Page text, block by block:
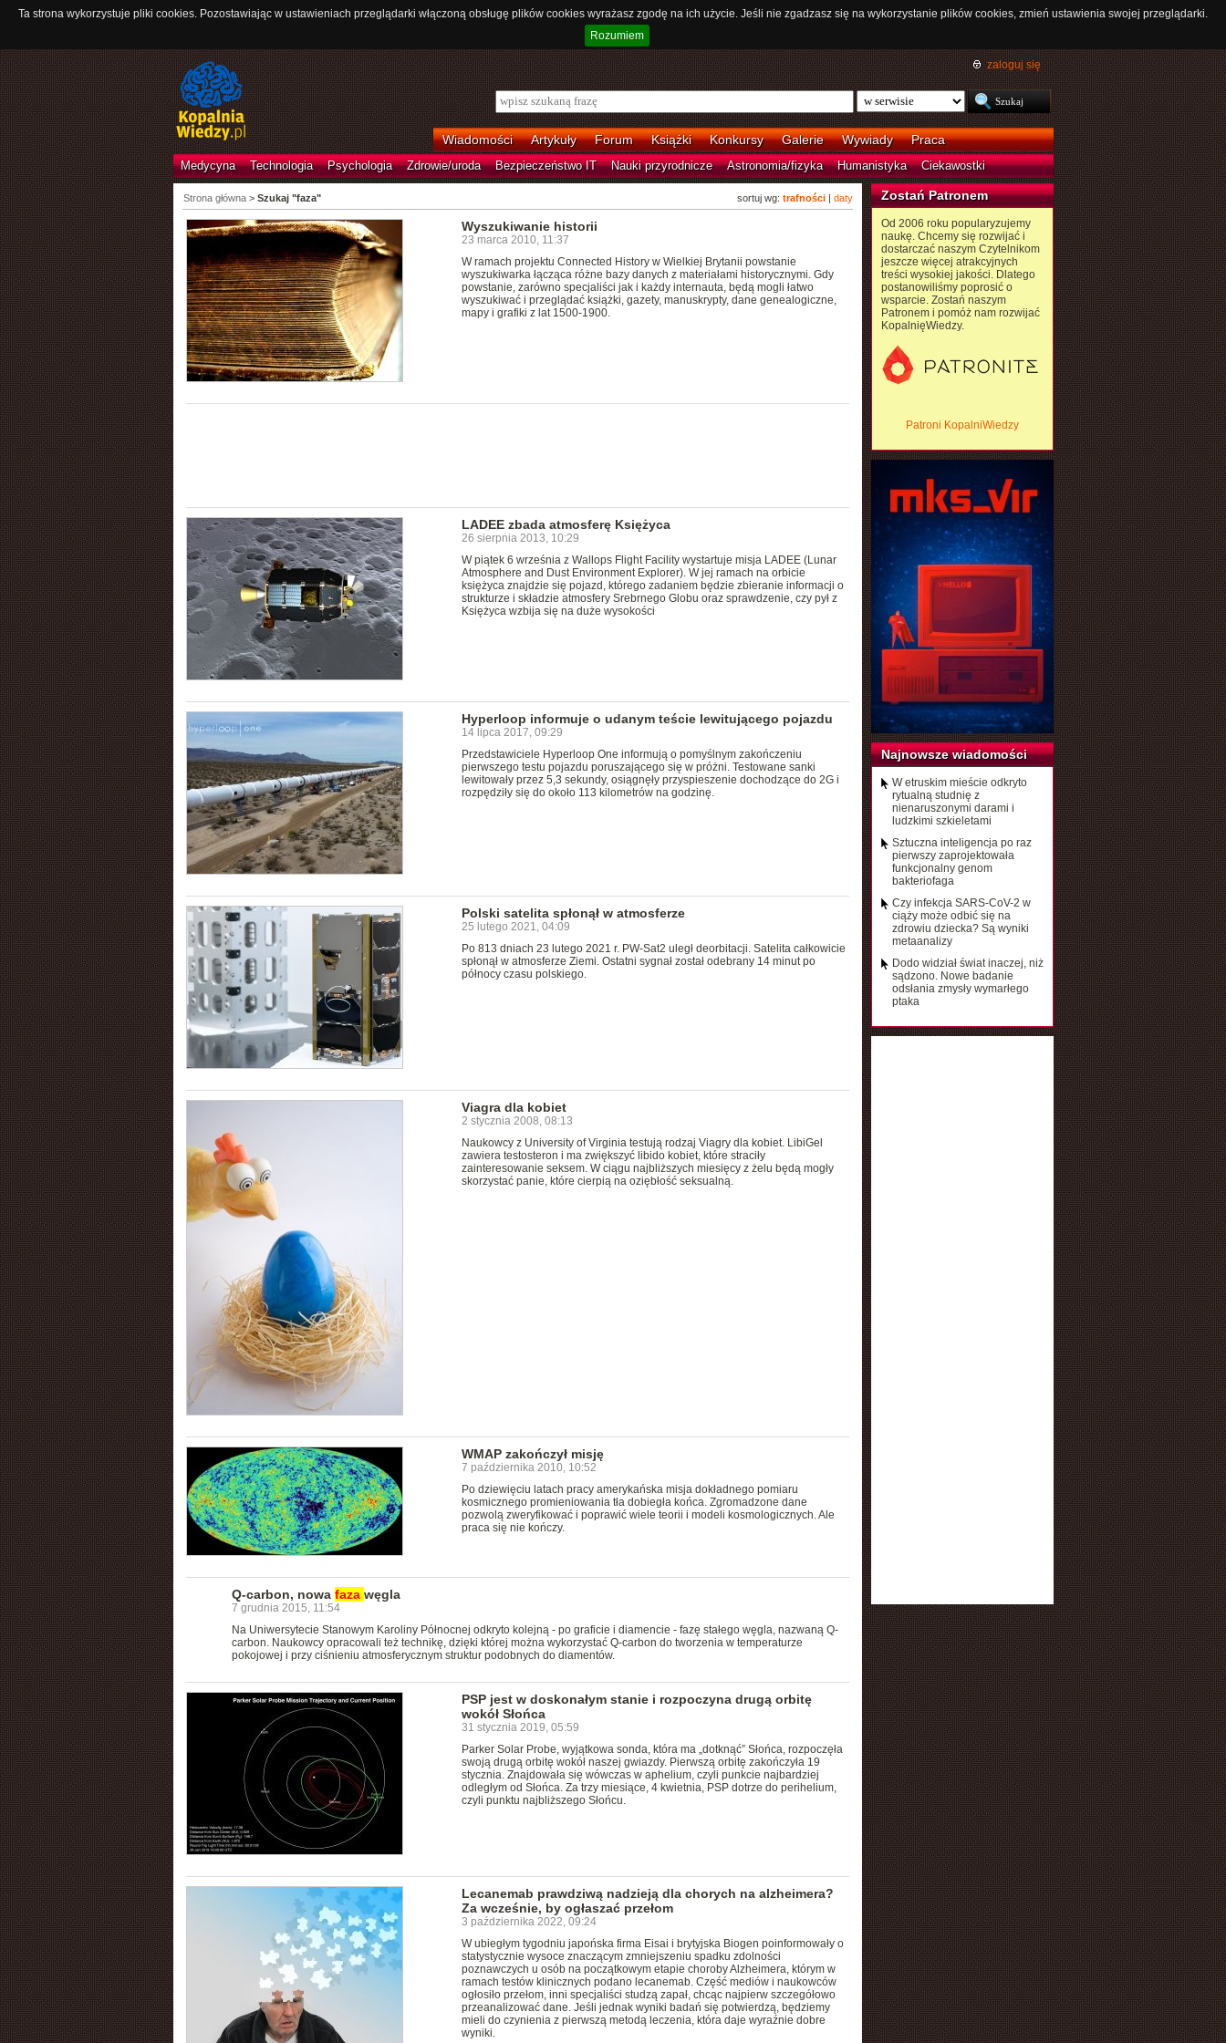
Ta strona wykorzystuje pliki cookies. Pozostawiając w ustawieniach przeglądarki włączoną obsługę plików cookies wyrażasz zgodę na ich użycie. Jeśli nie zgadzasz się na wykorzystanie plików cookies, zmień ustawienia swojej przeglądarki.
Rozumiem
zaloguj się
Wiadomości Artykuły Forum Książki Konkursy Galerie Wywiady Praca
Medycyna Technologia Psychologia Zdrowie/uroda Bezpieczeństwo IT Nauki przyrodnicze Astronomia/fizyka Humanistyka Ciekawostki
sortuj wg: trafności| daty
Strona główna> Szukaj "faza"
Wyszukiwanie historii
23 marca 2010, 11:37
W ramach projektu Connected History w Wielkiej Brytanii powstanie
wyszukiwarka łącząca różne bazy danych z materiałami historycznymi. Gdy
powstanie, zarówno specjaliści jak i każdy internauta, będą mogli łatwo
wyszukiwać i przeglądać książki, gazety, manuskrypty, dane genealogiczne,
mapy i grafiki z lat 1500-1900.
LADEE zbada atmosferę Księżyca
26 sierpnia 2013, 10:29
W piątek 6 września z Wallops Flight Facility wystartuje misja LADEE (Lunar
Atmosphere and Dust Environment Explorer). W jej ramach na orbicie
księżyca znajdzie się pojazd, którego zadaniem będzie zbieranie informacji o
strukturze i składzie atmosfery Srebrnego Globu oraz sprawdzenie, czy pył z
Księżyca wzbija się na duże wysokości
Hyperloop informuje o udanym teście lewitującego pojazdu
14 lipca 2017, 09:29
Przedstawiciele Hyperloop One informują o pomyślnym zakończeniu
pierwszego testu pojazdu poruszającego się w próżni. Testowane sanki
lewitowały przez 5,3 sekundy, osiągnęły przyspieszenie dochodzące do 2G i
rozpędziły się do około 113 kilometrów na godzinę.
Polski satelita spłonął w atmosferze
25 lutego 2021, 04:09
Po 813 dniach 23 lutego 2021 r. PW-Sat2 uległ deorbitacji. Satelita całkowicie
spłonął w atmosferze Ziemi. Ostatni sygnał został odebrany 14 minut po
północy czasu polskiego.
Viagra dla kobiet
2 stycznia 2008, 08:13
Naukowcy z University of Virginia testują rodzaj Viagry dla kobiet. LibiGel
zawiera testosteron i ma zwiększyć libido kobiet, które straciły
zainteresowanie seksem. W ciągu najbliższych miesięcy z żelu będą mogły
skorzystać panie, które cierpią na oziębłość seksualną.
WMAP zakończył misję
7 października 2010, 10:52
Po dziewięciu latach pracy amerykańska misja dokładnego pomiaru
kosmicznego promieniowania tła dobiegła końca. Zgromadzone dane
pozwolą zweryfikować i poprawić wiele teorii i modeli kosmologicznych. Ale
praca się nie kończy.
Q-carbon, nowa faza węgla
7 grudnia 2015, 11:54
Na Uniwersytecie Stanowym Karoliny Północnej odkryto kolejną - po graficie i diamencie - fazę stałego węgla, nazwaną Q-
carbon. Naukowcy opracowali też technikę, dzięki której można wykorzystać Q-carbon do tworzenia w temperaturze
pokojowej i przy ciśnieniu atmosferycznym struktur podobnych do diamentów.
PSP jest w doskonałym stanie i rozpoczyna drugą orbitę
wokół Słońca
31 stycznia 2019, 05:59
Parker Solar Probe, wyjątkowa sonda, która ma „dotknąć” Słońca, rozpoczęła
swoją drugą orbitę wokół naszej gwiazdy. Pierwszą orbitę zakończyła 19
stycznia. Znajdowała się wówczas w aphelium, czyli punkcie najbardziej
odległym od Słońca. Za trzy miesiące, 4 kwietnia, PSP dotrze do perihelium,
czyli punktu najbliższego Słońcu.
Lecanemab prawdziwą nadzieją dla chorych na alzheimera?
Za wcześnie, by ogłaszać przełom
3 października 2022, 09:24
W ubiegłym tygodniu japońska firma Eisai i brytyjska Biogen poinformowały o
statystycznie wysoce znaczącym zmniejszeniu spadku zdolności
poznawczych u osób na początkowym etapie choroby Alzheimera, którym w
ramach testów klinicznych podano lecanemab. Część mediów i naukowców
ogłosiło przełom, inni specjaliści studzą zapał, chcąc najpierw szczegółowo
przeanalizować dane. Jeśli jednak wyniki badań się potwierdzą, będziemy
mieli do czynienia z pierwszą metodą leczenia, która daje wyraźnie dobre
wyniki.
Zostań Patronem
Od 2006 roku popularyzujemy
naukę. Chcemy się rozwijać i
dostarczać naszym Czytelnikom
jeszcze więcej atrakcyjnych
treści wysokiej jakości. Dlatego
postanowiliśmy poprosić o
wsparcie. Zostań naszym
Patronem i pomóż nam rozwijać
KopalnięWiedzy.
Patroni KopalniWiedzy
Najnowsze wiadomości
W etruskim mieście odkryto
rytualną studnię z
nienaruszonymi darami i
ludzkimi szkieletami
Sztuczna inteligencja po raz
pierwszy zaprojektowała
funkcjonalny genom
bakteriofaga
Czy infekcja SARS-CoV-2 w
ciąży może odbić się na
zdrowiu dziecka? Są wyniki
metaanalizy
Dodo widział świat inaczej, niż
sądzono. Nowe badanie
odsłania zmysły wymarłego
ptaka